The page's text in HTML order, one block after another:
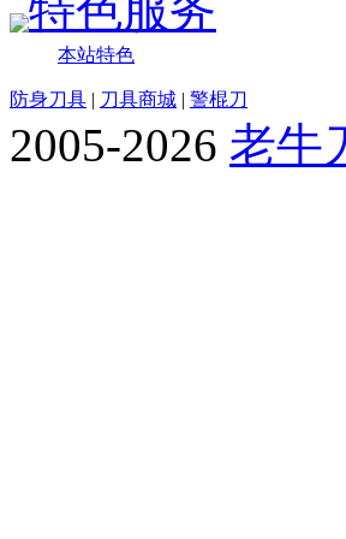
特色服务
本站特色
防身刀具 | 刀具商城 | 警棍刀
2005-2026 老牛